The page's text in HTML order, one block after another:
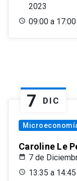
2023
09:00 a 17:00
7 DIC
Caroline Le
7 de
13:35 a 14:45